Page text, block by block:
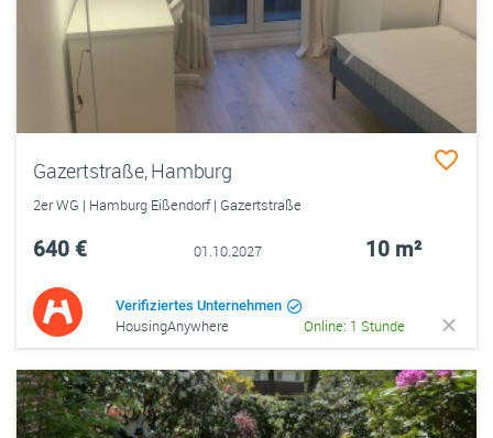
Gazertstraße, Hamburg
2er WG | Hamburg Eißendorf | Gazertstraße
640 € 01.10.2027 10 m²
Verifiziertes Unternehmen
HousingAnywhere Online: 1 Stunde